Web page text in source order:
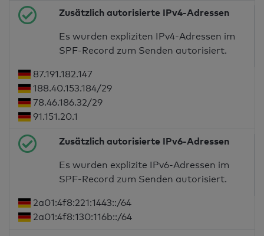
Zusätzlich autorisierte IPv4-Adressen
Es wurden expliziten IPv4-Adressen im
SPF-Record zum Senden autorisiert.
87.191.182.147
188.40.153.184/29
78.46.186.32/29
91.151.20.1
Zusätzlich autorisierte IPv6-Adressen
Es wurden explizite IPv6-Adressen im
SPF-Record zum Senden autorisiert.
2a01:4f8:221:1443::/64
2a01:4f8:130:116b::/64